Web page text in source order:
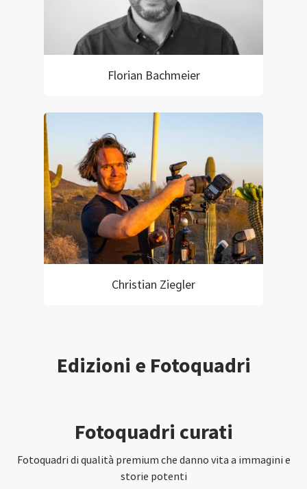
Florian Bachmeier
Christian Ziegler
Edizioni e Fotoquadri
Fotoquadri curati
Fotoquadri di qualità premium che danno vita a immagini e
storie potenti